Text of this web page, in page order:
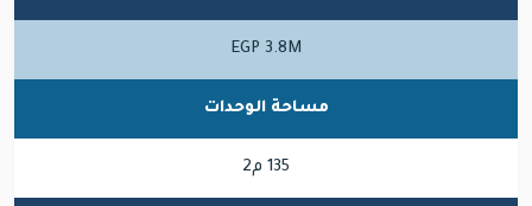
EGP 3.8M
مساحة الوحدات
135 م2